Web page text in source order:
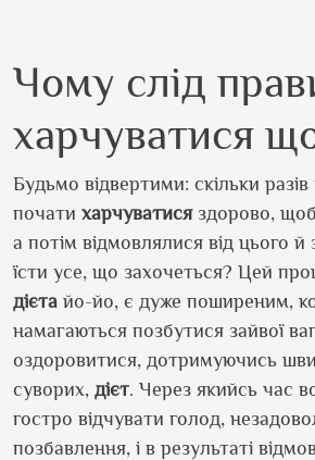
Чому слід
харчуватися
Будьмо відвертими: скільки
почати харчуватисяздорово,
а потім відмовлялися від цього
їсти усе, що захочеться? Цей
дієта йо-йо, є дуже поширеним,
намагаються позбутися зайвої
оздоровитися, дотримуючись
суворих, дієт. Через якийсь час
гостро відчувати голод,
позбавлення, і в результаті